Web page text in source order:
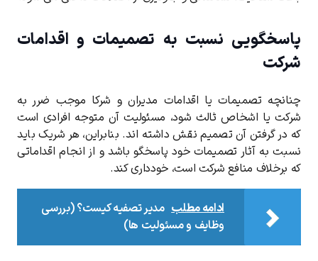
پاسخگویی نسبت به تصمیمات و اقدامات
شرکت
چنانچه تصمیمات یا اقدامات مدیران و شرکا موجب ضرر به
شرکت یا اشخاص ثالث شود، مسئولیت آن متوجه افرادی است
که در گرفتن آن تصمیم نقش داشته ‌اند. بنابراین، هر شریک باید
نسبت به آثار تصمیمات خود پاسخگو باشد و از انجام اقداماتی
که برخلاف منافع شرکت است، خودداری کند.
ادامه مطلب مدیر تصفیه کیست؟ (بررسی
وظایف و مسئولیت ها)